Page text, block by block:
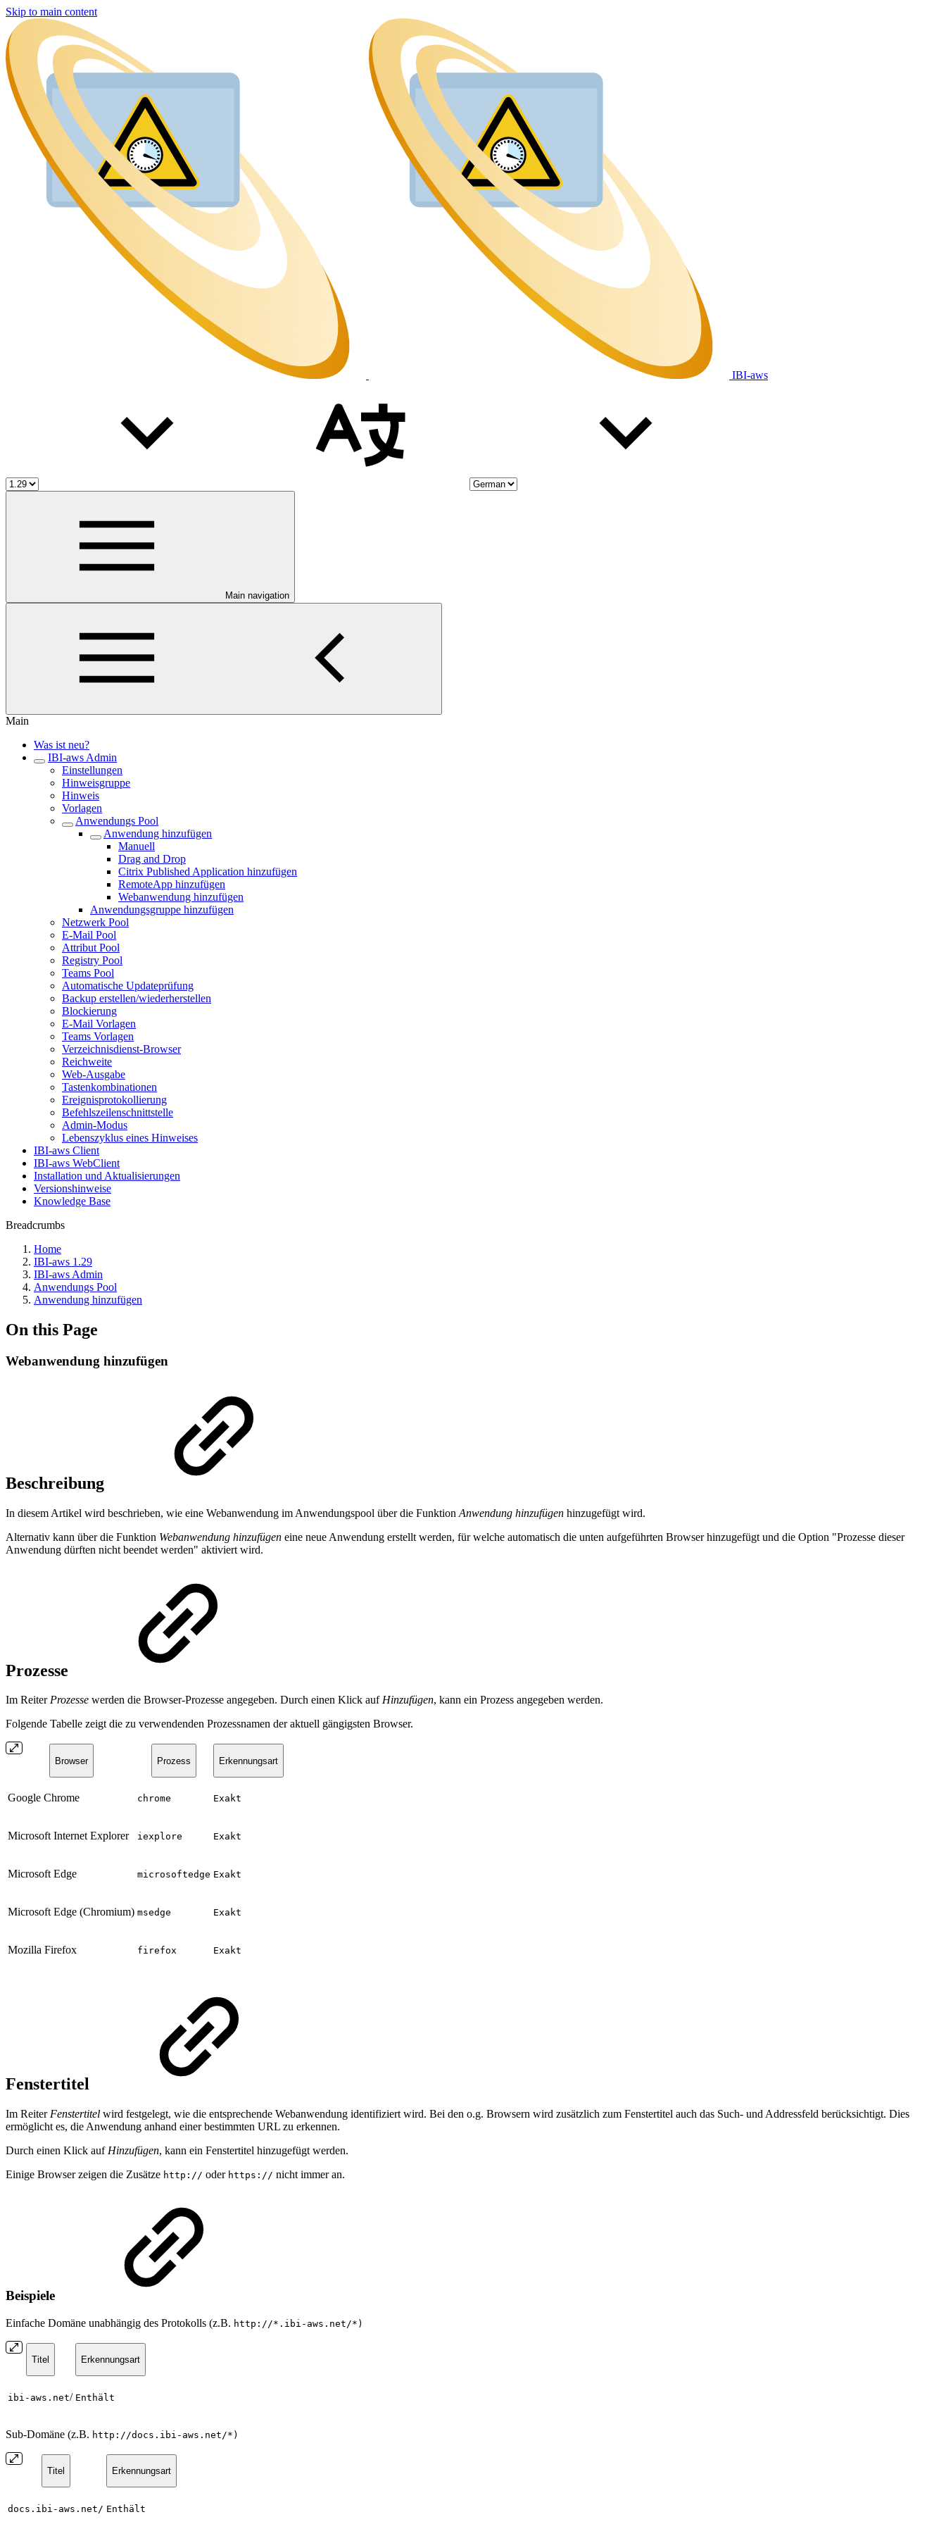
Skip to main content
IBI-aws
Main navigation
Main
Was ist neu?
IBI-aws Admin
Einstellungen
Hinweisgruppe
Hinweis
Vorlagen
Anwendungs Pool
Anwendung hinzufügen
Manuell
Drag and Drop
Citrix Published Application hinzufügen
RemoteApp hinzufügen
Webanwendung hinzufügen
Anwendungsgruppe hinzufügen
Netzwerk Pool
E-Mail Pool
Attribut Pool
Registry Pool
Teams Pool
Automatische Updateprüfung
Backup erstellen/wiederherstellen
Blockierung
E-Mail Vorlagen
Teams Vorlagen
Verzeichnisdienst-Browser
Reichweite
Web-Ausgabe
Tastenkombinationen
Ereignisprotokollierung
Befehlszeilenschnittstelle
Admin-Modus
Lebenszyklus eines Hinweises
IBI-aws Client
IBI-aws WebClient
Installation und Aktualisierungen
Versionshinweise
Knowledge Base
Breadcrumbs
Home
IBI-aws 1.29
IBI-aws Admin
Anwendungs Pool
Anwendung hinzufügen
On this Page
Webanwendung hinzufügen
Beschreibung
In diesem Artikel wird beschrieben, wie eine Webanwendung im Anwendungspool über die Funktion Anwendung hinzufügen hinzugefügt wird.
Alternativ kann über die Funktion Webanwendung hinzufügen eine neue Anwendung erstellt werden, für welche automatisch die unten aufgeführten Browser hinzugefügt und die Option "Prozesse dieser
Anwendung dürften nicht beendet werden" aktiviert wird.
Prozesse
Im ReiterProzesse werden die Browser-Prozesse angegeben. Durch einen Klick aufHinzufügen, kann ein Prozess angegeben werden.
Folgende Tabelle zeigt die zu verwendenden Prozessnamen der aktuell gängigsten Browser.
Browser Prozess Erkennungsart
Google Chrome chrome Exakt
Microsoft Internet Explorer iexplore Exakt
Microsoft Edge microsoftedge Exakt
Microsoft Edge (Chromium) msedge Exakt
Mozilla Firefox firefox Exakt
Fenstertitel
Im Reiter Fenstertitel wird festgelegt, wie die entsprechende Webanwendung identifiziert wird. Bei den o.g. Browsern wird zusätzlich zum Fenstertitel auch das Such- und Addressfeld berücksichtigt. Dies
ermöglicht es, die Anwendung anhand einer bestimmten URL zu erkennen.
Durch einen Klick auf Hinzufügen, kann ein Fenstertitel hinzugefügt werden.
Einige Browser zeigen die Zusätze http:// oder https:// nicht immer an.
Beispiele
Einfache Domäne unabhängig des Protokolls (z.B. http://*.ibi-aws.net /*)
Titel Erkennungsart
ibi-aws.net/ Enthält
Sub-Domäne (z.B. http://docs.ibi-aws.net/*)
Titel Erkennungsart
docs.ibi-aws.net/ Enthält